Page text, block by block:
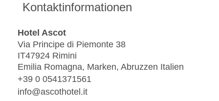
Kontaktinformationen
Hotel Ascot
Via Principe di Piemonte 38
IT47924 Rimini
Emilia Romagna, Marken, Abruzzen Italien
+39 0 0541371561
info@ascothotel.it